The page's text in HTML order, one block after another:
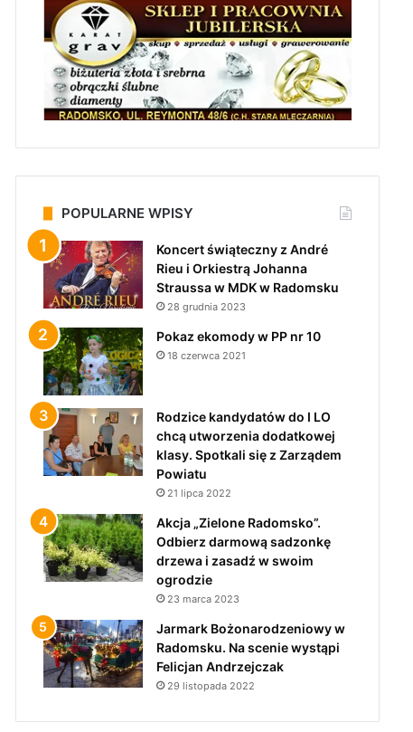
POPULARNE WPISY
Koncert świąteczny z André
Rieu i Orkiestrą Johanna
Straussa w MDK w Radomsku
28 grudnia 2023
Pokaz ekomody w PP nr 10
18 czerwca 2021
Rodzice kandydatów do I LO
chcą utworzenia dodatkowej
klasy. Spotkali się z Zarządem
Powiatu
21 lipca 2022
Akcja „Zielone Radomsko”.
Odbierz darmową sadzonkę
drzewa i zasadź w swoim
ogrodzie
23 marca 2023
Jarmark Bożonarodzeniowy w
Radomsku. Na scenie wystąpi
Felicjan Andrzejczak
29 listopada 2022